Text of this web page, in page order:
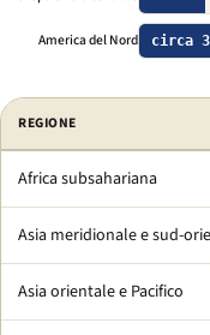
America del Nord circa
Indicatori selezionati di
REGIONE
Africa subsahariana
Asia meridionale e sud-
Asia orientale e Pacifico